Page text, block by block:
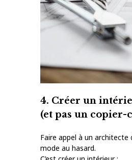
4. Créer un
(et pas un copier-
Faire appel à un architecte
mode au hasard.